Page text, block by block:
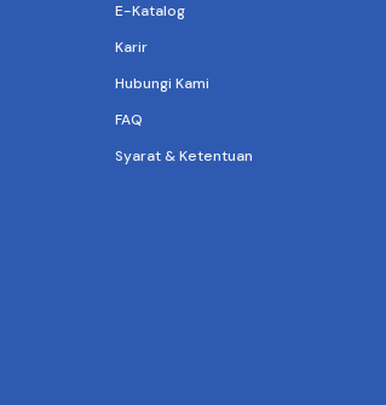
E-Katalog
Karir
Hubungi Kami
FAQ
Syarat & Ketentuan